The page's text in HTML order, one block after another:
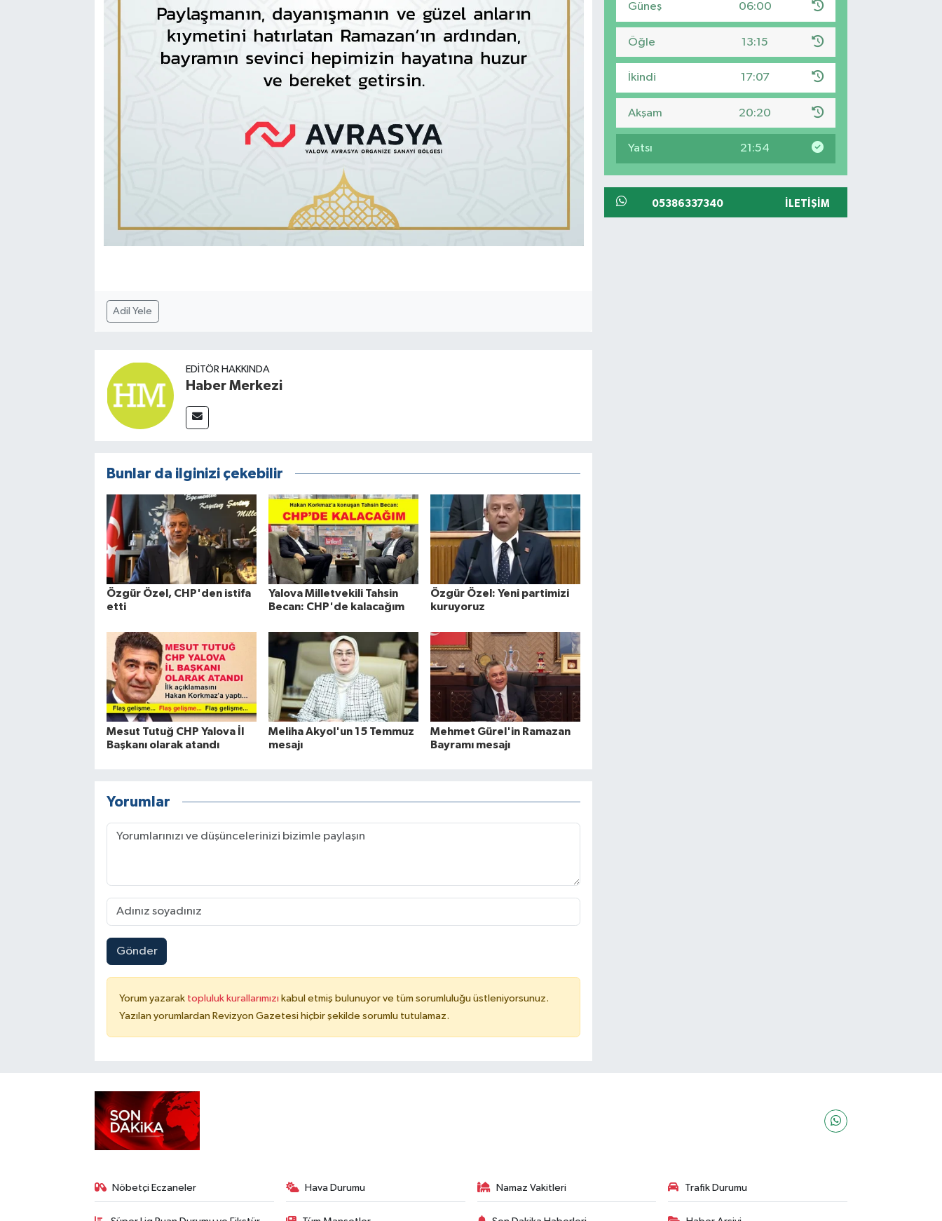
Adil Yele
EDITÖR HAKKINDA
Haber Merkezi
Bunlar da ilginizi çekebilir
Özgür Özel, CHP'den istifa
etti
Yalova Milletvekili Tahsin
Becan: CHP'de kalacağım
Özgür Özel: Yeni partimizi
kuruyoruz
Mesut Tutuğ CHP Yalova İl
Başkanı olarak atandı
Meliha Akyol'un 15 Temmuz
mesajı
Mehmet Gürel'in Ramazan
Bayramı mesajı
Yorumlar
Gönder
Yorum yazarak topluluk kurallarımızı kabul etmiş bulunuyor ve tüm sorumluluğu üstleniyorsunuz.
Yazılan yorumlardan Revizyon Gazetesi hiçbir şekilde sorumlu tutulamaz.
Güneş 06:00
Öğle 13:15
İkindi 17:07
Akşam 20:20
Yatsı 21:54
05386337340 İLETIŞIM
Nöbetçi Eczaneler Hava Durumu Namaz Vakitleri Trafik Durumu